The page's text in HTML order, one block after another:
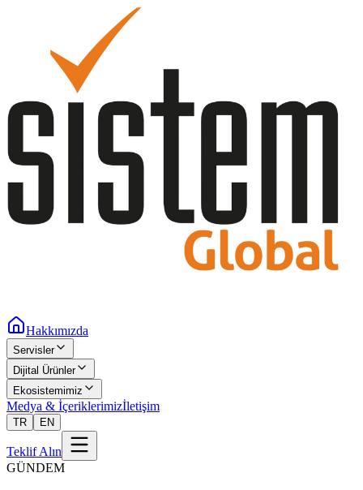
Hakkımızda
Servisler
Dijital Ürünler
Ekosistemimiz
Medya & İçeriklerimizİletişim
TR EN
Teklif Alın
GÜNDEM